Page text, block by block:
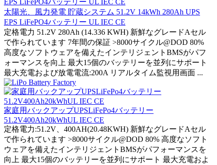
太陽光、風力発電 貯蔵システム 51.2V 14kWh 280Ah UPS
EPS LiFePO4バッテリー UL IEC CE
定格電力 51.2V 280Ah (14.336 KWH) 新鮮なグレードAセル
で作られています 7年間の保証 >8000サイクル@DOD 80%
高度なソフトウェアを備えたインテリジェントBMSがパフ
ォーマンスを向上 最大15個のバッテリーを並列にサポート
最大充電および放電電流:200A リアルタイム監視用画面 ...
家庭用バックアップUPSLiFePo4バッテリー
51.2V400Ah20kWhUL IEC CE
定格電力:51.2V、400AH(20.48KWH) 新鮮なグレードAセル
で作られています >8000サイクル@DOD 80% 高度なソフト
ウェアを備えたインテリジェントBMSがパフォーマンスを
向上 最大15個のバッテリーを並列にサポート 最大充電およ